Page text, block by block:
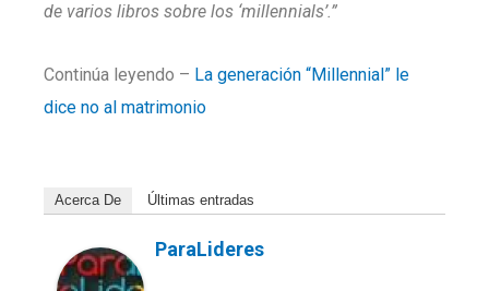
de varios libros sobre los ‘millennials’.”
Continúa leyendo – La generación “Millennial” le
dice no al matrimonio
Acerca De Últimas entradas
ParaLideres